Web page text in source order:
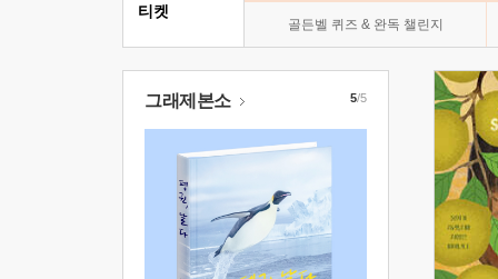
골든벨 퀴즈 & 완독 챌린지
티켓
그래제본소 5/5